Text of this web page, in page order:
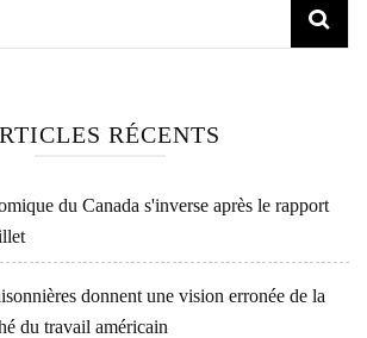
RÉCENTS
du Canada s'inverse après le rapport
donnent une vision erronée de la
du travail américain